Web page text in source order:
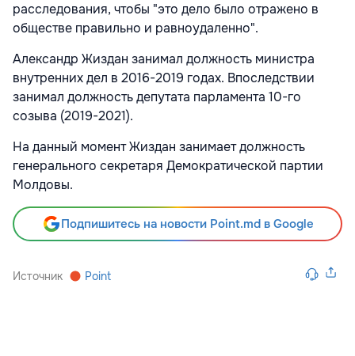
расследования, чтобы "это дело было отражено в
обществе правильно и равноудаленно".
Александр Жиздан занимал должность министра
внутренних дел в 2016-2019 годах. Впоследствии
занимал должность депутата парламента 10-го
созыва (2019-2021).
На данный момент Жиздан занимает должность
генерального секретаря Демократической партии
Молдовы.
Подпишитесь на новости Point.md в Google
Источник Point